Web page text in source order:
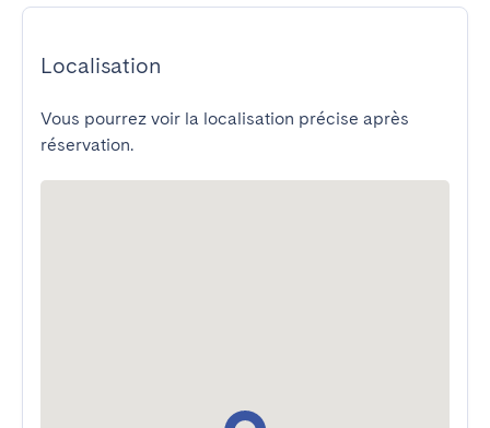
Localisation
Vous pourrez voir la localisation précise après
réservation.